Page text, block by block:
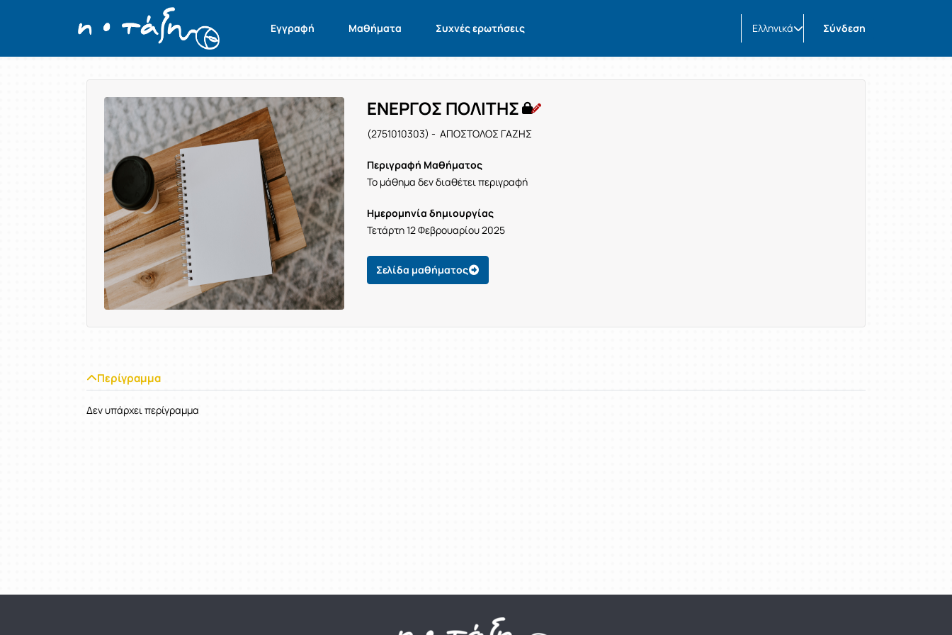
Εγγραφή Μαθήματα Συχνές ερωτήσεις Ελληνικά Σύνδεση
Παρουσίαση/Προβολή
ΕΝΕΡΓΟΣ ΠΟΛΙΤΗΣ
(2751010303) - ΑΠΟΣΤΟΛΟΣ ΓΑΖΗΣ
Περιγραφή Μαθήματος
Το μάθημα δεν διαθέτει περιγραφή
Ημερομηνία δημιουργίας
Τετάρτη 12 Φεβρουαρίου 2025
Σελίδα μαθήματος
Περίγραμμα
Δεν υπάρχει περίγραμμα